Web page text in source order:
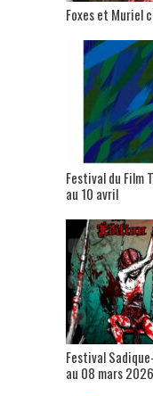
Foxes et Muriel
Festival du Film
au 10 avril
Festival
au 08 mars 2026